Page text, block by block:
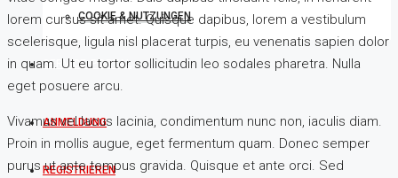
COOKIE & NUTZUNGEN
SERVICE-PORTAL
ANMELDUNG
REGISTRIEREN
lorem cursus sit amet. Quisque dapibus, lorem a vestibulum
scelerisque, ligula nisl placerat turpis, eu venenatis sapien dolor
in quam. Ut eu tortor sollicitudin leo sodales pharetra. Nulla
eget posuere arcu.
Vivamus vel lacus lacinia, condimentum nunc non, iaculis diam.
Proin in mollis augue, eget fermentum quam. Donec semper
purus ut ante tempus gravida. Quisque et ante orci. Sed